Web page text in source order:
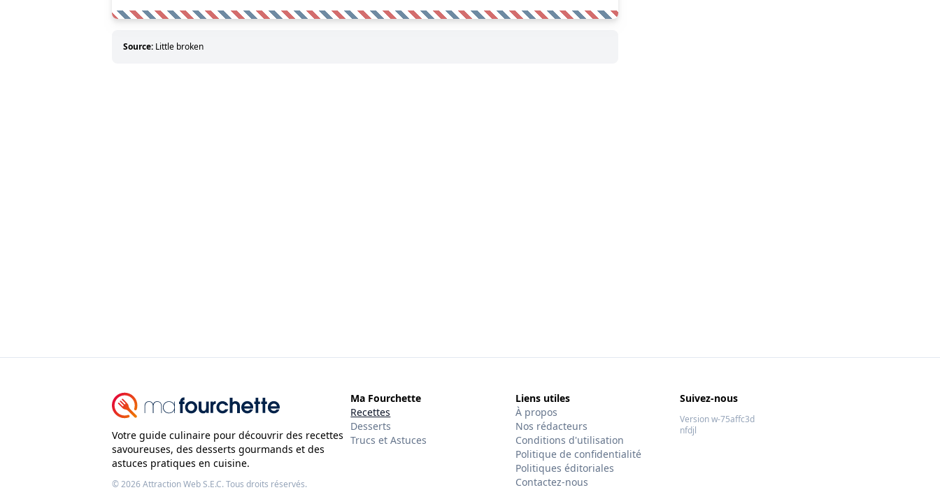
Source: Little broken
Votre guide culinaire pour découvrir des recettes
savoureuses, des desserts gourmands et des
astuces pratiques en cuisine.
© 2026Attraction Web S.E.C.Tous droits réservés.
Ma Fourchette
Recettes
Desserts
Trucs et Astuces
Liens utiles
À propos
Nos rédacteurs
Conditions d'utilisation
Politique de confidentialité
Politiques éditoriales
Contactez-nous
Suivez-nous
Version w-75affc3d
nfdjl